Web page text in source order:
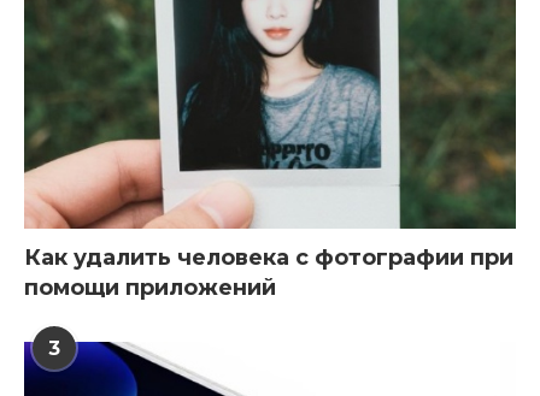
Как удалить человека с фотографии при
помощи приложений
3